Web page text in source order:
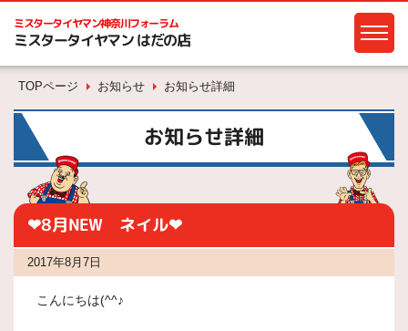
ミスタータイヤマン神奈川フォーラム
ミスタータイヤマン はだの店
TOPページ お知らせ お知らせ詳細
お知らせ詳細
❤8月NEW ネイル❤
2017年8月7日
こんにちは(^^♪